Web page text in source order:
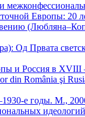
Европы: 20
Од Првата
и Россия в XVIII
din România şi
е годы. М.,